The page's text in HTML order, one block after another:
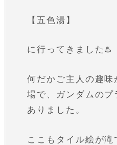
【五色湯】
に行ってきました♨️
何だかご主人の趣
場で、ガンダムの
ありました。
ここもタイル絵が